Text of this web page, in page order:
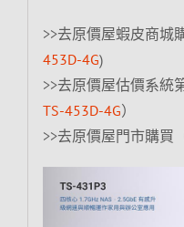
>>去原價屋蝦皮商城
453D-4G)
>>去原價屋估價系統
TS-453D-4G）
>>去原價屋門市購買